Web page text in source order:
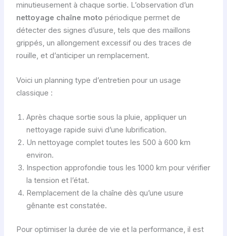
minutieusement à chaque sortie. L’observation d’un
nettoyage chaîne moto périodique permet de
détecter des signes d’usure, tels que des maillons
grippés, un allongement excessif ou des traces de
rouille, et d’anticiper un remplacement.
Voici un planning type d’entretien pour un usage
classique :
Après chaque sortie sous la pluie, appliquer un
nettoyage rapide suivi d’une lubrification.
Un nettoyage complet toutes les 500 à 600 km
environ.
Inspection approfondie tous les 1000 km pour vérifier
la tension et l’état.
Remplacement de la chaîne dès qu’une usure
gênante est constatée.
Pour optimiser la durée de vie et la performance, il est